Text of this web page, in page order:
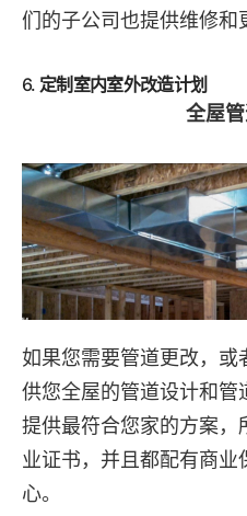
们的子公司也提供维修和
6. 定制室内室外改造计划
全屋
如果您需要管道更改，
供您全屋的管道设计和
提供最符合您家的方案
业证书，并且都配有商
心。